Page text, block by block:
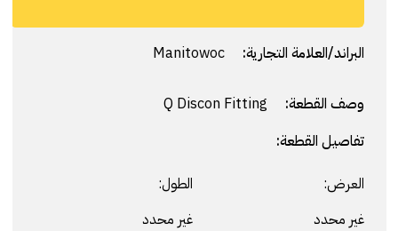
البراند/العلامة التجارية: Manitowoc
وصف القطعة:
تفاصيل القطعة:
العرض:
غير محدد
الطول:
غير محدد